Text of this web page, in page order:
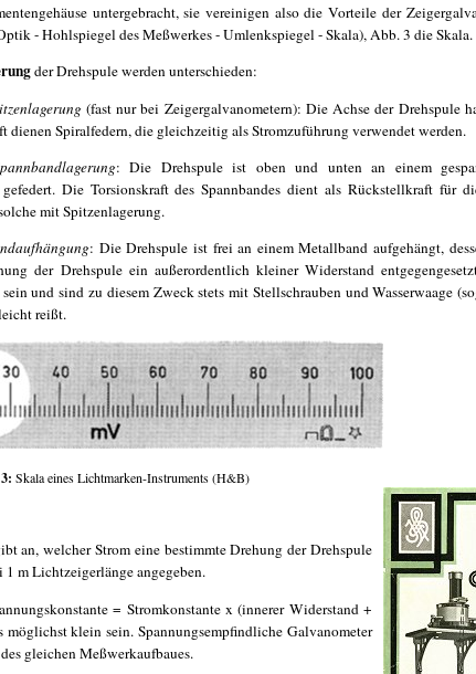
untergebracht, sie vereinigen also die Vorteile der
- Hohlspiegel des Meßwerkes - Umlenkspiegel - Skala), Abb. 3 die Skala.
der Drehspule werden unterschieden:
(fast nur bei Zeigergalvanometern): Die Achse der Drehspule
dienen Spiralfedern, die gleichzeitig als Stromzuführung verwendet werden.
: Die Drehspule ist oben und unten an einem
Die Torsionskraft des Spannbandes dient als Rückstellkraft für
mit Spitzenlagerung.
: Die Drehspule ist frei an einem Metallband aufgehängt,
der Drehspule ein außerordentlich kleiner Widerstand
und sind zu diesem Zweck stets mit Stellschrauben und Wasserwaage
reißt.
Skala eines Lichtmarken-Instruments (H&B)
an, welcher Strom eine bestimmte Drehung der Drehspule
m Lichtzeigerlänge angegeben.
= Stromkonstante x (innerer Widerstand +
klein sein. Spannungsempfindliche Galvanometer
gleichen Meßwerkaufbaues.